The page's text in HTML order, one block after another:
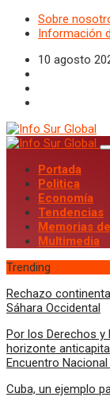
Sobre
Información
10 agosto
Portada
Politica
Economía
Tendencias
Memorias
Multimedia
Trending
Rechazo
Sáhara Occidental
Por los Derechos y
horizonte
Encuentro
Cuba, un ejemplo